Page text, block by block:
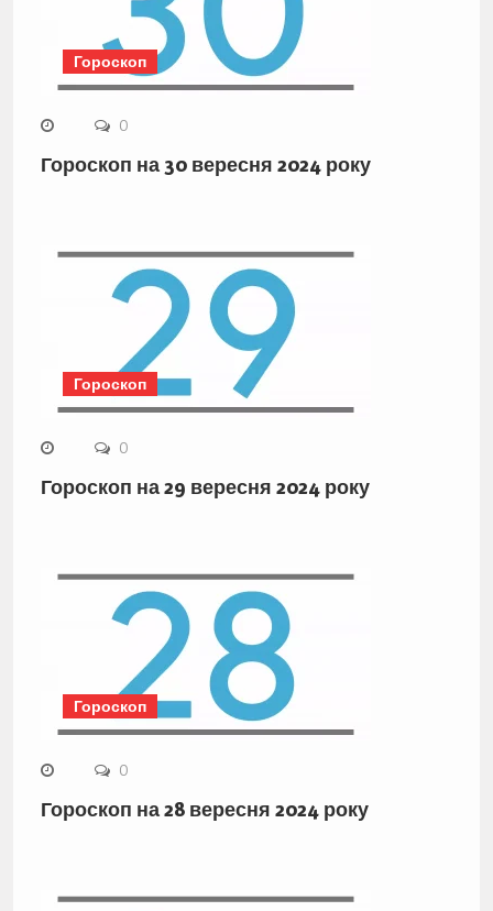
Гороскоп
0
Гороскоп на 30 вересня 2024 року
Гороскоп
0
Гороскоп на 29 вересня 2024 року
Гороскоп
0
Гороскоп на 28 вересня 2024 року